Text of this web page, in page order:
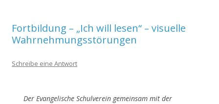
Fortbildung – „Ich will lesen“ – visuelle
Wahrnehmungsstörungen
Schreibe eine Antwort
Der Evangelische Schulverein gemeinsam mit der